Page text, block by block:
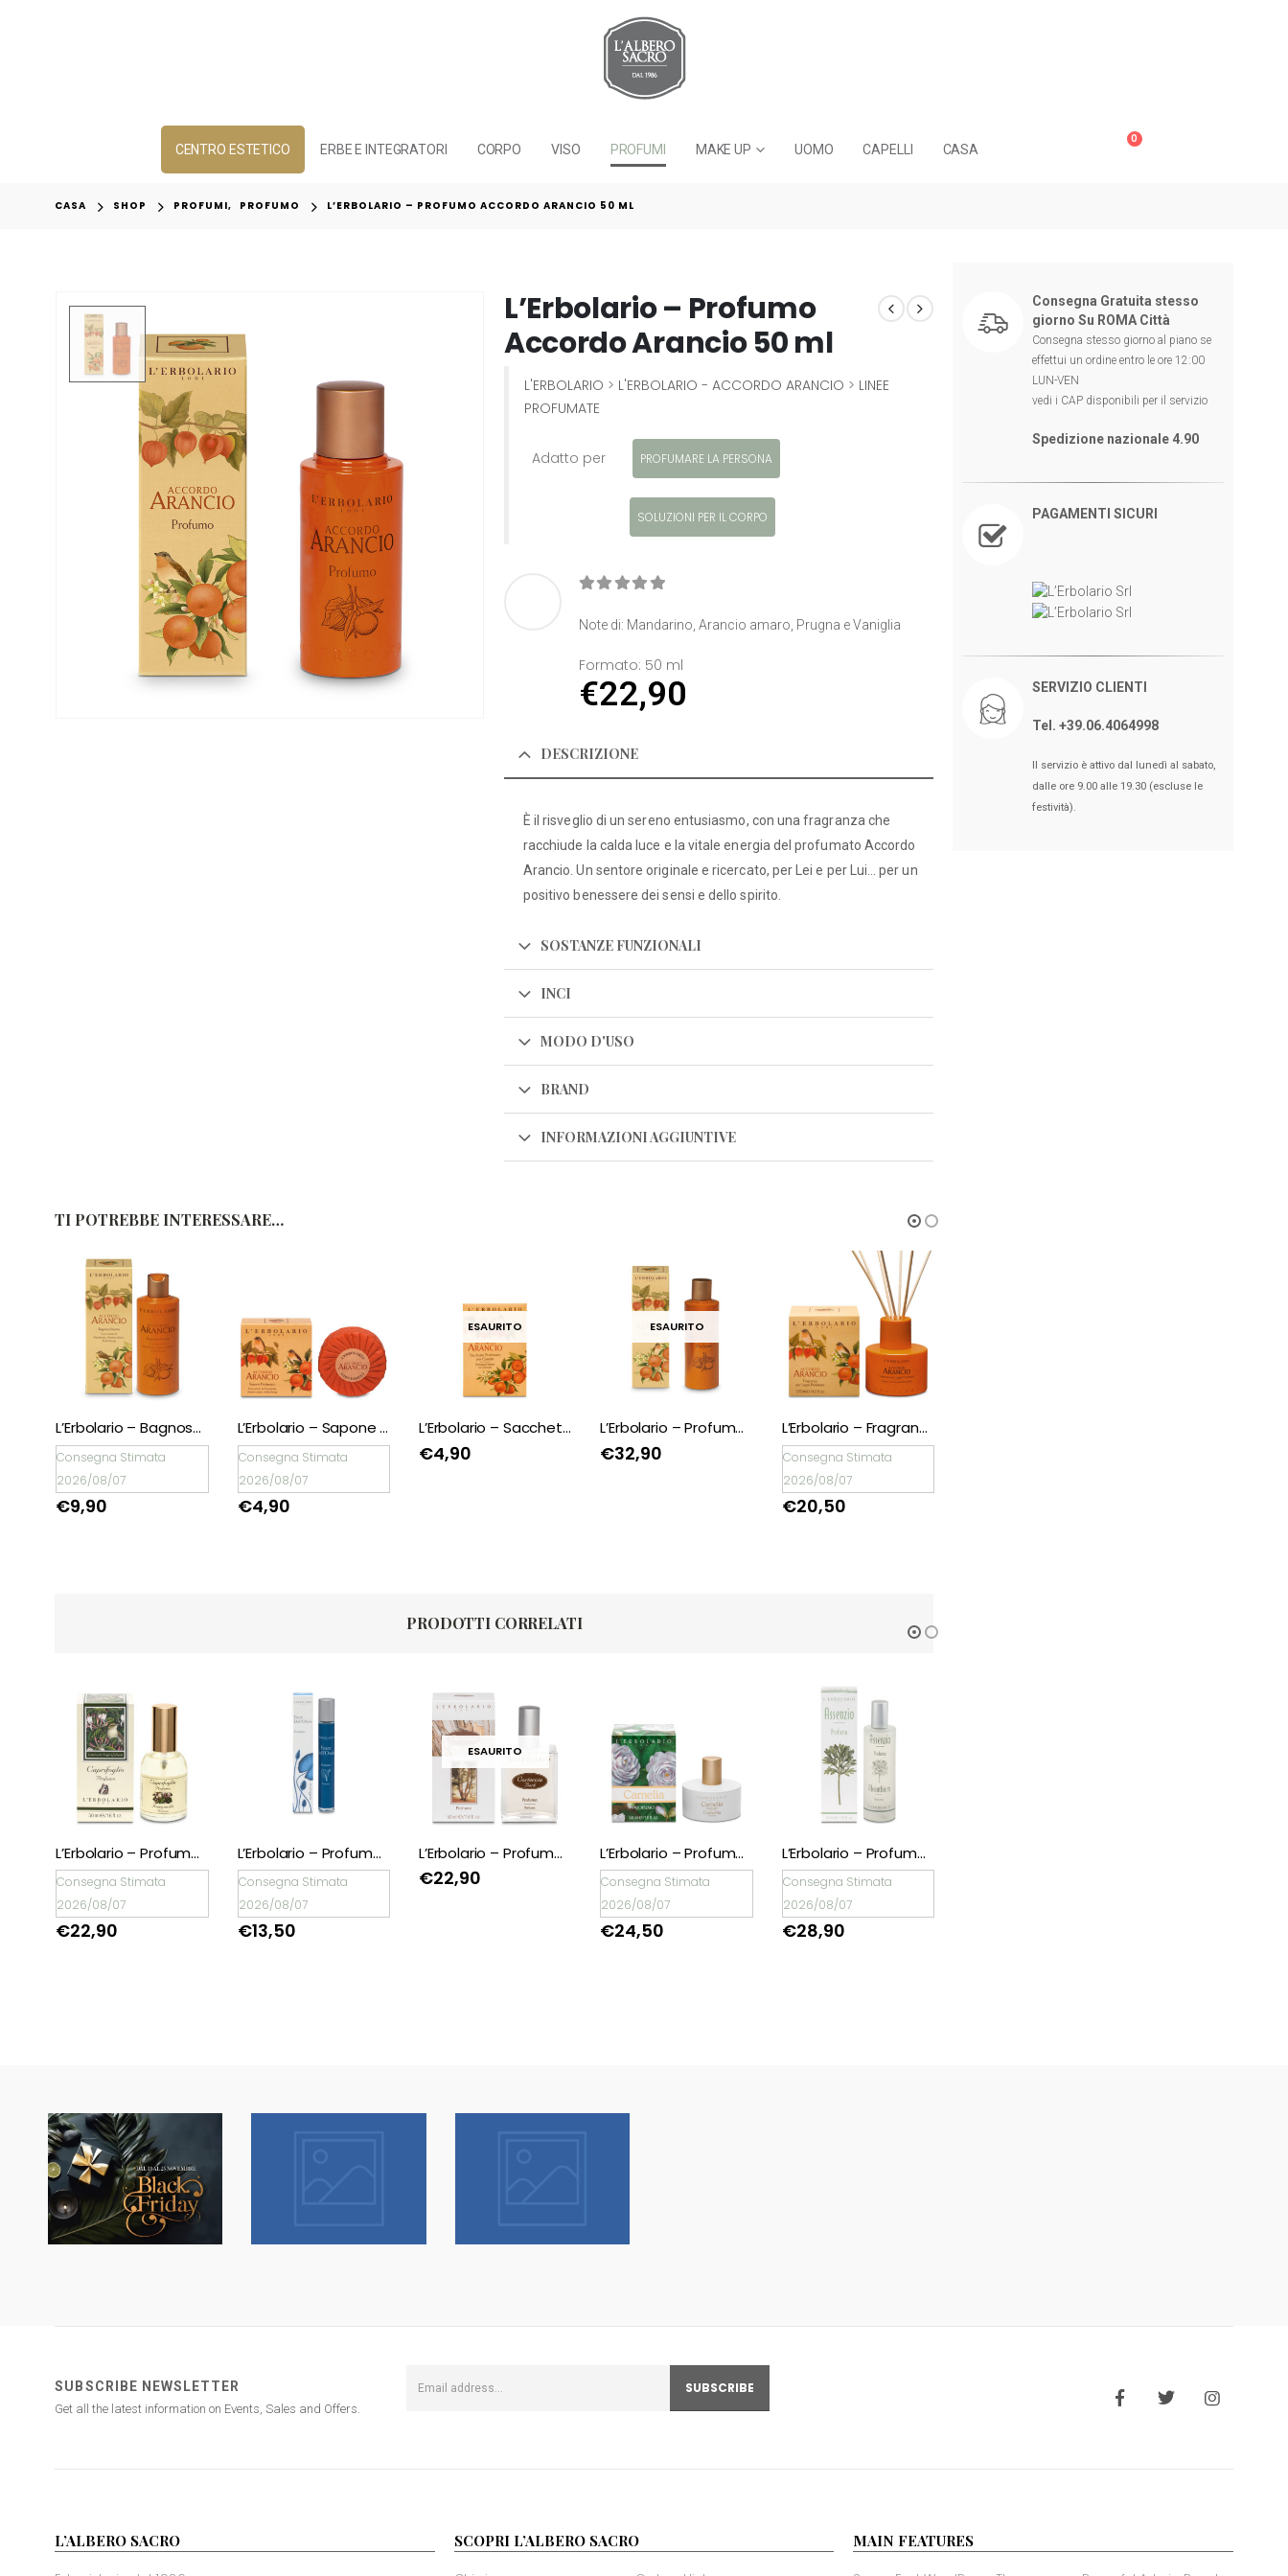
CENTRO ESTETICO ERBE E INTEGRATORI CORPO VISO PROFUMI MAKE UP UOMO CAPELLI CASA
0
CASA SHOP PROFUMI, PROFUMO L’ERBOLARIO – PROFUMO ACCORDO ARANCIO 50 ML
L’Erbolario – Profumo
Accordo Arancio 50 ml
L'ERBOLARIO > L'ERBOLARIO - ACCORDO ARANCIO > LINEE
PROFUMATE
Adatto per PROFUMARE LA PERSONA
SOLUZIONI PER IL CORPO
Note di: Mandarino, Arancio amaro, Prugna e Vaniglia
Formato: 50 ml
€22,90
DESCRIZIONE
È il risveglio di un sereno entusiasmo, con una fragranza che
racchiude la calda luce e la vitale energia del profumato Accordo
Arancio. Un sentore originale e ricercato, per Lei e per Lui… per un
positivo benessere dei sensi e dello spirito.
SOSTANZE FUNZIONALI
INCI
MODO D'USO
BRAND
INFORMAZIONI AGGIUNTIVE
TI POTREBBE INTERESSARE…
L’Erbolario – Bagnoschiuma Accordo Arancio
Consegna Stimata
2026/08/07
€9,90
L’Erbolario – Sapone Profumato Accordo Arancio
Consegna Stimata
2026/08/07
€4,90
ESAURITO
L’Erbolario – Sacchetto Profumato per Cassetti Accordo Arancio
€4,90
ESAURITO
L’Erbolario – Profumo Accordo Arancio 100 ml
€32,90
L’Erbolario – Fragranza per Legni Profumati Accordo Arancio
Consegna Stimata
2026/08/07
€20,50
PRODOTTI CORRELATI
L’Erbolario – Profumo Caprifoglio
Consegna Stimata
2026/08/07
€22,90
L’Erbolario – Profumo Fiore dell’Onda
Consegna Stimata
2026/08/07
€13,50
ESAURITO
L’Erbolario – Profumo Corteccia 50 ml
€22,90
L’Erbolario – Profumo Camelia
Consegna Stimata
2026/08/07
€24,50
L’Erbolario – Profumo Assenzio 50 ml
Consegna Stimata
2026/08/07
€28,90
Consegna Gratuita stesso
giorno Su ROMA Città
Consegna stesso giorno al piano se
effettui un ordine entro le ore 12:00
LUN-VEN
vedi i CAP disponibili per il servizio
Spedizione nazionale 4.90
PAGAMENTI SICURI
SERVIZIO CLIENTI
Tel. +39.06.4064998
Il servizio è attivo dal lunedì al sabato,
dalle ore 9.00 alle 19.30 (escluse le
festività).
SUBSCRIBE NEWSLETTER
Get all the latest information on Events, Sales and Offers.
L’ALBERO SACRO SCOPRI L’ALBERO SACRO MAIN FEATURES